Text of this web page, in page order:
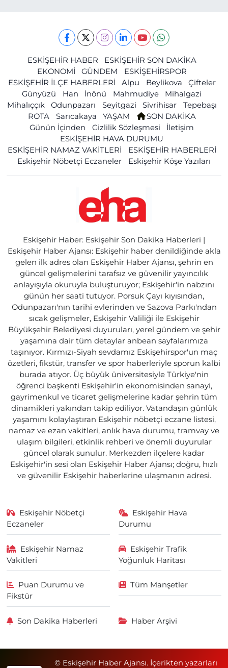
ESKİŞEHİR HABER
ESKİŞEHİR SON DAKİKA
EKONOMİ
GÜNDEM
ESKİŞEHİRSPOR
ESKİŞEHİR İLÇE HABERLERİ
Alpu Beylikova
Çifteler
Günyüzü
Han İnönü Mahmudiye
Mihalgazi
Mihalıççık
Odunpazarı Seyitgazi Sivrihisar
Tepebaşı
ROTA
Sarıcakaya YAŞAM
SON DAKİKA
Günün İçinden
Gizlilik Sözleşmesi
İletişim
ESKİŞEHİR HAVA DURUMU
ESKİŞEHİR NAMAZ VAKİTLERİ
ESKİŞEHİR HABERLERİ
Eskişehir Nöbetçi Eczaneler
Eskişehir Köşe Yazıları
Eskişehir Haber: Eskişehir Son Dakika Haberleri |
Eskişehir Haber Ajansı: Eskişehir haber denildiğinde akla
gelen ilk adres olan Eskişehir Haber Ajansı, şehrin en
güncel gelişmelerini tarafsız ve güvenilir yayıncılık
anlayışıyla okuruyla buluşturuyor; Eskişehir'in nabzını
günün her saati tutuyor. Porsuk Çayı kıyısından,
Odunpazarı'nın tarihi evlerinden ve Sazova Parkı'ndan
sıcak gelişmeler, Eskişehir Valiliği ile Eskişehir
Büyükşehir Belediyesi duyuruları, yerel gündem ve şehir
yaşamına dair tüm detaylar anbean sayfalarımıza
taşınıyor. Kırmızı-Siyah sevdamız Eskişehirspor'un maç
özetleri, fikstür, transfer ve spor haberleriyle sporun kalbi
burada atıyor. Üç büyük üniversitesiyle Türkiye'nin
öğrenci başkenti Eskişehir'in ekonomisinden sanayi,
gayrimenkul ve ticaret gelişmelerine kadar şehrin tüm
dinamikleri yakından takip ediliyor. Vatandaşın günlük
yaşamını kolaylaştıran Eskişehir nöbetçi eczane listesi,
namaz ve ezan vakitleri, anlık hava durumu, tramvay ve
ulaşım bilgileri, etkinlik rehberi ve önemli duyurular
güncel olarak sunulur. Merkezden ilçelere kadar
Eskişehir'in sesi olan Eskişehir Haber Ajansı; doğru, hızlı
ve güvenilir Eskişehir haberlerine ulaşmanın adresi.
Eskişehir Nöbetçi
Eczaneler
Eskişehir Hava
Durumu
Eskişehir Namaz
Vakitleri
Eskişehir Trafik
Yoğunluk Haritası
Puan Durumu ve
Fikstür
Tüm Manşetler
Son Dakika Haberleri Haber Arşivi
© Eskişehir Haber Ajansı. İçerikten yazarları